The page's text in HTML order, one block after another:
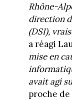
Rhône-
direction
(DSI),
a réagi
mise en
avait agi
proche de